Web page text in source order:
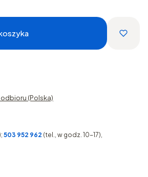
(Polska)
503 952 962 (tel., w godz. 10-17),